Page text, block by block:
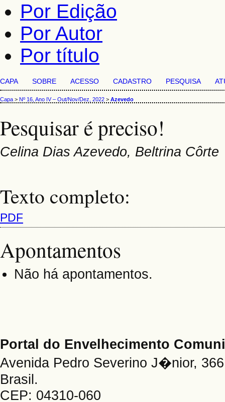
Por Edição
Por Autor
Por título
CAPA SOBRE ACESSO CADASTRO PESQUISA
Capa > Nº 16, Ano IV – Out/Nov/Dez, 2022 > Azevedo
Pesquisar é preciso!
Celina Dias Azevedo, Beltrina Côrte
Texto completo:
PDF
Apontamentos
Não há apontamentos.
Portal do Envelhecimento
Avenida Pedro Severino J�nior,
Brasil.
CEP: 04310-060